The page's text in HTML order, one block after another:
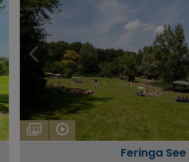
12
Feringa See